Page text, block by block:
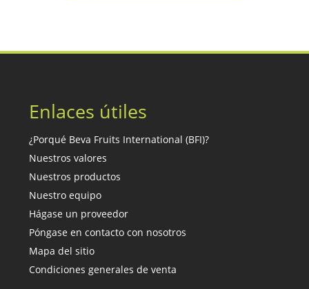
Enlaces útiles
¿Porqué Beva Fruits International (BFI)?
Nuestros valores
Nuestros productos
Nuestro equipo
Hágase un proveedor
Póngase en contacto con nosotros
Mapa del sitio
Condiciones generales de venta